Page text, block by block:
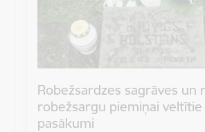
Robežsardzes sagrāves un
robežsargu piemiņai
pasākumi